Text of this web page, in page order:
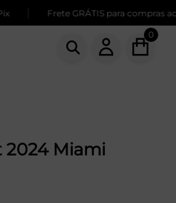
| Frete GRÁTIS para compras acima
0
2024 Miami